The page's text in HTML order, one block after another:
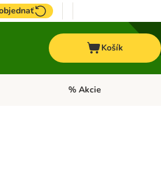
Košík
značky Otvoriť menu: + VET diéta
% Akcie